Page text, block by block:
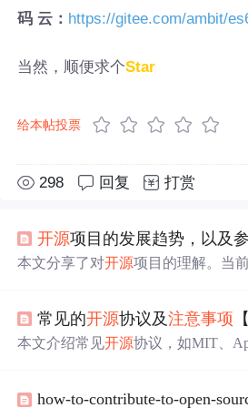
码 云： https://gitee.com/ambit/
当然，顺便求个Star
给本帖投票
298 回复 打赏
开源项目的发展趋势，以及
本文分享了对开源项目的理解。当
介绍了开源项目和商业软件在授权
以及使用开源项目时在许可证合规
常见的开源协议及注意事项
本文介绍常见开源协议，如MIT、
款，避免许可证冲突，以合法合规